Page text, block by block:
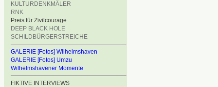
KULTURDENKMÄLER
RNK
Preis für Zivilcourage
DEEP BLACK HOLE
SCHILDBÜRGERSTREICHE
GALERIE [Fotos] Wilhelmshaven
GALERIE [Fotos] Umzu
Wilhelmshavener Momente
FIKTIVE INTERVIEWS